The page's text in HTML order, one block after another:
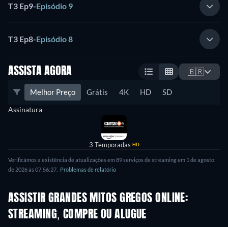
T3 Ep9-Episódio 9
T3 Ep8-Episódio 8
ASSISTA AGORA 🇧🇷
Melhor Preço Grátis 4K HD SD
Assinatura
3 Temporadas HD
Verificámos a existência de atualizações em 89 serviços de streaming em 1 de agosto
de 2026 às 07:56:27.
Problemas de relatório
ASSISTIR GRANDES MITOS GREGOS ONLINE:
STREAMING, COMPRE OU ALUGUE